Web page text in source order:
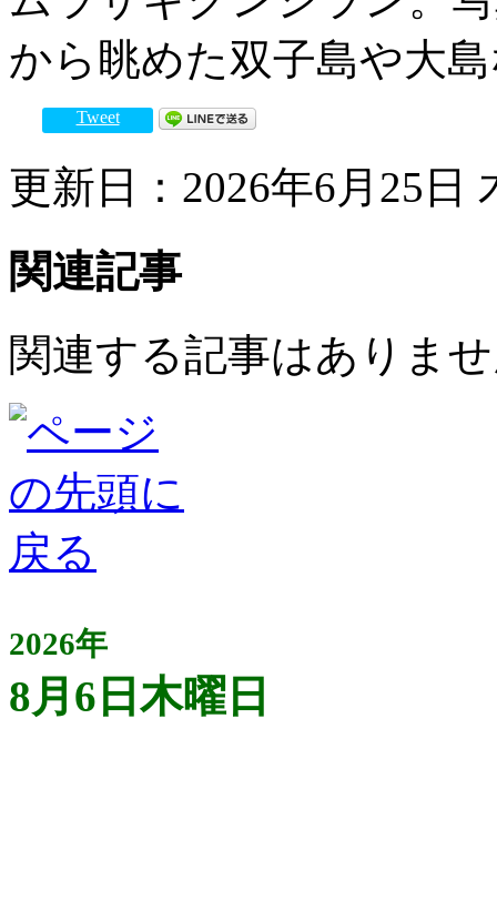
から眺めた双子島や大
Tweet
更新日：2026年6月25日
関連記事
関連する記事はありま
2026年
8月6日木曜日